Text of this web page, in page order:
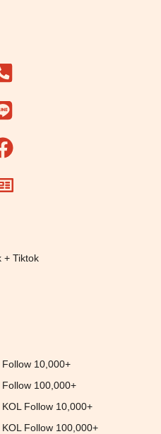
+ Tiktok
10,000+
100,000+
Follow 10,000+
Follow 100,000+